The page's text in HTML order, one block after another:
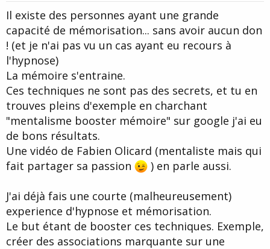
e
Il existe des personnes ayant une grande
capacité de mémorisation... sans avoir aucun don
! (et je n'ai pas vu un cas ayant eu recours à
l'hypnose)
La mémoire s'entraine.
Ces techniques ne sont pas des secrets, et tu en
trouves pleins d'exemple en charchant
"mentalisme booster mémoire" sur google j'ai eu
de bons résultats.
Une vidéo de Fabien Olicard (mentaliste mais qui
fait partager sa passion
) en parle aussi.
J'ai déjà fais une courte (malheureusement)
experience d'hypnose et mémorisation.
Le but étant de booster ces techniques. Exemple,
créer des associations marquante sur une